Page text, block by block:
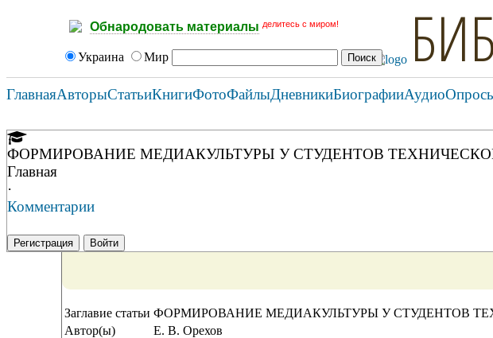
Обнародовать материалы делитесь с миром!
Украина Мир
ГлавнаяАвторыСтатьиКнигиФотоФайлыДневникиБиографииАудио
ФОРМИРОВАНИЕ МЕДИАКУЛЬТУРЫ У СТУДЕНТОВ
Главная
·
Комментарии
Регистрация Войти
Заглавие статьи ФОРМИРОВАНИЕ МЕДИАКУЛЬТУРЫ У СТУДЕНТОВ
Автор(ы)
Е. В. Орехов